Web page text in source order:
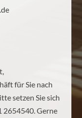
für Sie nach
setzen Sie sich
2654540. Gerne